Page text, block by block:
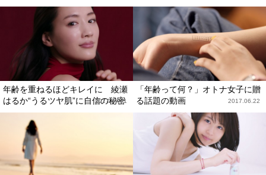
年齢を重ねるほどキレイに 綾瀬
はるか“うるツヤ肌”に自信の秘密
2017.09.01
「年齢って何？」オトナ女子に贈
る話題の動画
2017.06.22